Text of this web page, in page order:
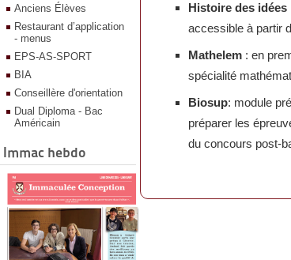
Anciens Élèves
Restaurant d’application
- menus
EPS-AS-SPORT
BIA
Conseillère d'orientation
Dual Diploma - Bac
Américain
Immac hebdo
Histoire des idées
accessible à partir
Mathelem : en
spécialité
Biosup: module
préparer les
du concours post-